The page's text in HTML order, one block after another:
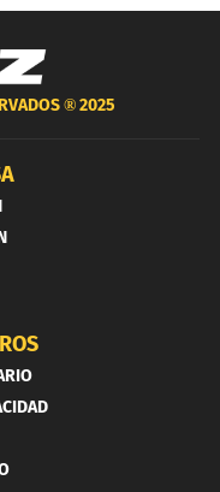
®2025